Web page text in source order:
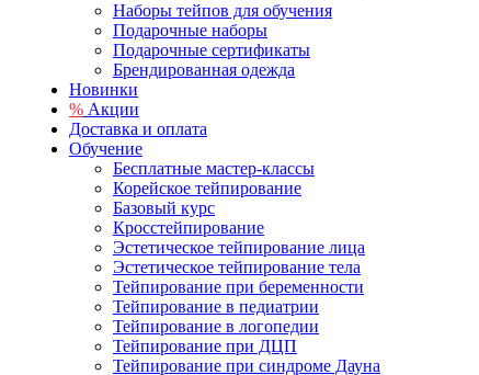
Наборы тейпов для обучения
Подарочные наборы
Подарочные сертификаты
Брендированная одежда
Новинки
% Акции
Доставка и оплата
Обучение
Бесплатные мастер-классы
Корейское тейпирование
Базовый курс
Кросстейпирование
Эстетическое тейпирование лица
Эстетическое тейпирование тела
Тейпирование при беременности
Тейпирование в педиатрии
Тейпирование в логопедии
Тейпирование при ДЦП
Тейпирование при синдроме Дауна